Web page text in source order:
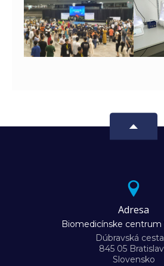
Adresa
Biomedicínske centrum
Dúbravská
845 05
Slovensko